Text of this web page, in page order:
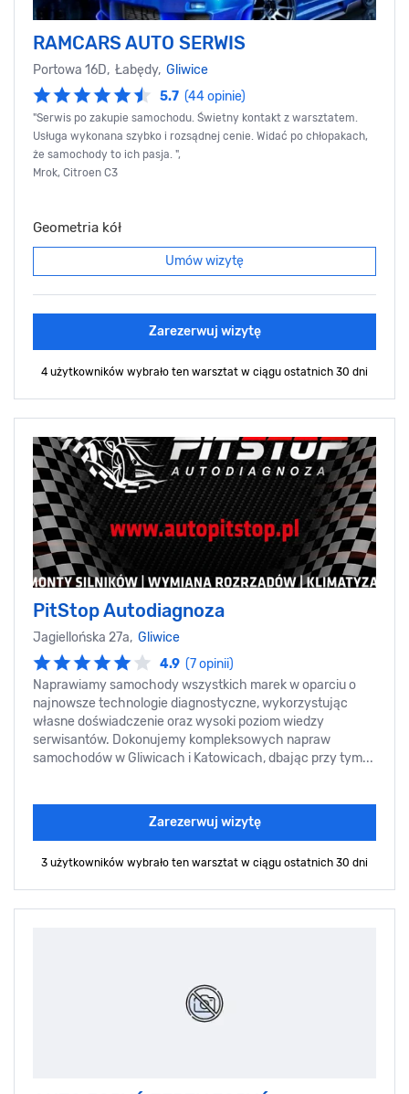
RAMCARS AUTO SERWIS
Portowa 16D, Łabędy, Gliwice
5.7 (44 opinie)
"Serwis po zakupie samochodu. Świetny kontakt z warsztatem.
Usługa wykonana szybko i rozsądnej cenie. Widać po chłopakach,
że samochody to ich pasja. ",
Mrok, Citroen C3
Geometria kół
Umów wizytę
Zarezerwuj wizytę
4 użytkowników wybrało ten warsztat w ciągu ostatnich 30 dni
PitStop Autodiagnoza
Jagiellońska 27a, Gliwice
4.9 (7 opinii)
Naprawiamy samochody wszystkich marek w oparciu o
najnowsze technologie diagnostyczne, wykorzystując
własne doświadczenie oraz wysoki poziom wiedzy
serwisantów. Dokonujemy kompleksowych napraw
samochodów w Gliwicach i Katowicach, dbając przy tym...
Zarezerwuj wizytę
3 użytkowników wybrało ten warsztat w ciągu ostatnich 30 dni